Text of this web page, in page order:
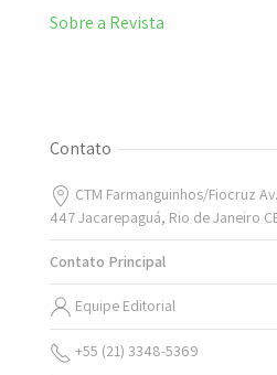
Sobre a Revista
Contato
CTM Farmanguinhos/Fiocruz
447 Jacarepaguá, Rio de Janeiro
Contato Principal
Equipe Editorial
+55 (21) 3348-5369